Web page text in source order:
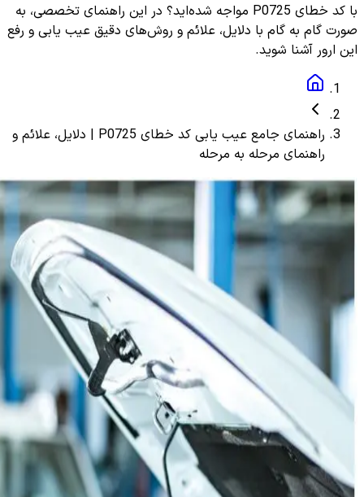
با کد خطای P0725 مواجه شده‌اید؟ در این راهنمای تخصصی، به
صورت گام به گام با دلایل، علائم و روش‌های دقیق عیب یابی و رفع
این ارور آشنا شوید.
راهنمای جامع عیب یابی کد خطای P0725 | دلایل، علائم و
راهنمای مرحله به مرحله